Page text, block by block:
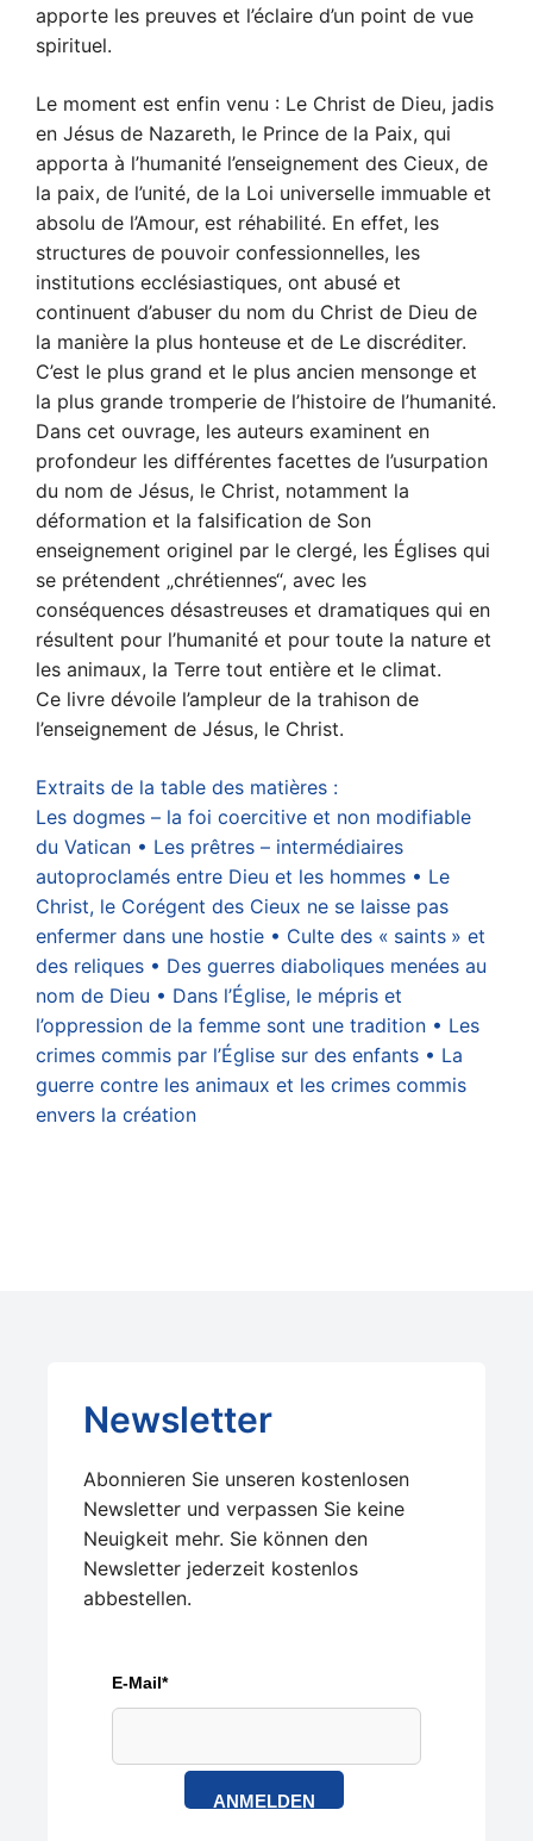
apporte les preuves et l’éclaire d’un point de vue
spirituel.
Le moment est enfin venu : Le Christ de Dieu, jadis
en Jésus de Nazareth, le Prince de la Paix, qui
apporta à l’humanité l’enseignement des Cieux, de
la paix, de l’unité, de la Loi universelle immuable et
absolu de l’Amour, est réhabilité. En effet, les
structures de pouvoir confessionnelles, les
institutions ecclésiastiques, ont abusé et
continuent d’abuser du nom du Christ de Dieu de
la manière la plus honteuse et de Le discréditer.
C’est le plus grand et le plus ancien mensonge et
la plus grande tromperie de l’histoire de l’humanité.
Dans cet ouvrage, les auteurs examinent en
profondeur les différentes facettes de l’usurpation
du nom de Jésus, le Christ, notamment la
déformation et la falsification de Son
enseignement originel par le clergé, les Églises qui
se prétendent „chrétiennes“, avec les
conséquences désastreuses et dramatiques qui en
résultent pour l’humanité et pour toute la nature et
les animaux, la Terre tout entière et le climat.
Ce livre dévoile l’ampleur de la trahison de
l’enseignement de Jésus, le Christ.
Extraits de la table des matières :
Les dogmes – la foi coercitive et non modifiable
du Vatican • Les prêtres – intermédiaires
autoproclamés entre Dieu et les hommes • Le
Christ, le Corégent des Cieux ne se laisse pas
enfermer dans une hostie • Culte des « saints » et
des reliques • Des guerres diaboliques menées au
nom de Dieu • Dans l’Église, le mépris et
l’oppression de la femme sont une tradition • Les
crimes commis par l’Église sur des enfants • La
guerre contre les animaux et les crimes commis
envers la création
Newsletter
Abonnieren Sie unseren kostenlosen
Newsletter und verpassen Sie keine
Neuigkeit mehr. Sie können den
Newsletter jederzeit kostenlos
abbestellen.
E-Mail*
ANMELDEN